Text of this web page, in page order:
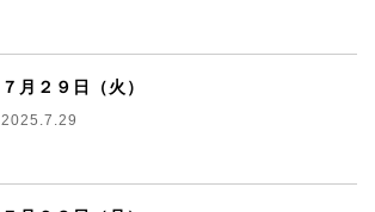
７月２９日（火）
2025.7.29